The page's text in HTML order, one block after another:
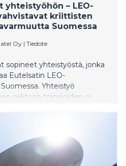
yhteistyöhön – LEO-
kriittisten
Suomessa
Oy | Tiedote
sopineet yhteistyöstä, jonka
Eutelsatin LEO-
Yhteistyö
sektorin toimijoiden ja